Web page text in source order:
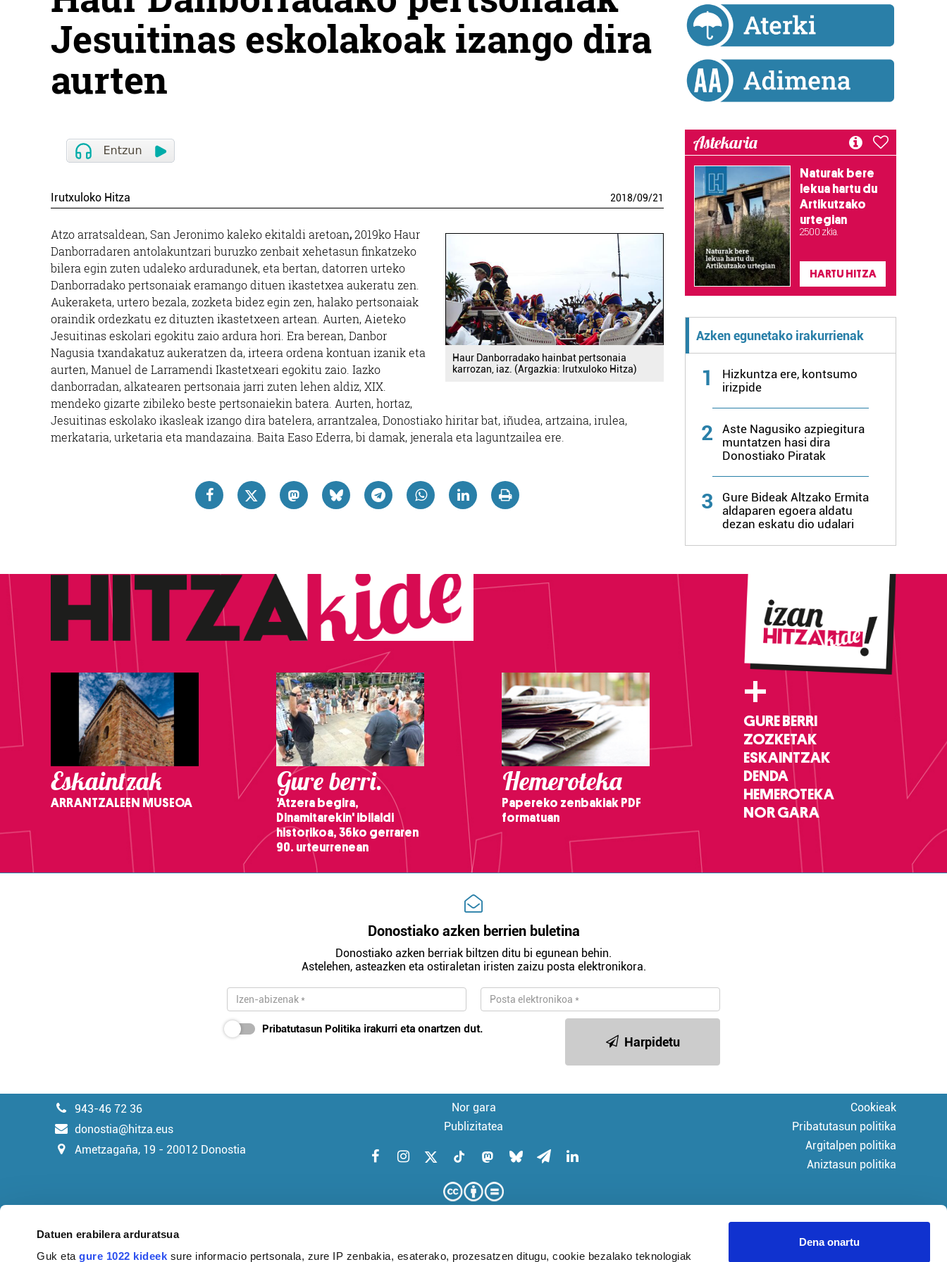
Datuen erabilera arduratsua
Guk etagure 1022 kideek sure informacio pertsonala, zure IP zenbakia, esaterako, prozesatzen ditugu, cookie bezalako teknologiak
Dena onartu
Jesuitinas eskolakoak izango dira
aurten
Irutxuloko Hitza 2018/09/21
Haur Danborradako hainbat pertsonaia
karrozan, iaz. (Argazkia: Irutxuloko Hitza)
Atzo arratsaldean, San Jeronimo kaleko ekitaldi aretoan,2019ko Haur
Danborradaren antolakuntzari buruzko zenbait xehetasun finkatzeko
bilera egin zuten udaleko arduradunek, eta bertan, datorren urteko
Danborradako pertsonaiak eramango dituen ikastetxea aukeratu zen.
Aukeraketa, urtero bezala, zozketa bidez egin zen, halako pertsonaiak
oraindik ordezkatu ez dituzten ikastetxeen artean. Aurten, Aieteko
Jesuitinas eskolari egokitu zaio ardura hori. Era berean, Danbor
Nagusia txandakatuz aukeratzen da, irteera ordena kontuan izanik eta
aurten, Manuel de Larramendi Ikastetxeari egokitu zaio. Iazko
danborradan, alkatearen pertsonaia jarri zuten lehen aldiz, XIX.
mendeko gizarte zibileko beste pertsonaiekin batera. Aurten, hortaz,
Jesuitinas eskolako ikasleak izango dira batelera, arrantzalea, Donostiako hiritar bat, iñudea, artzaina, irulea,
merkataria, urketaria eta mandazaina. Baita Easo Ederra, bi damak, jenerala eta laguntzailea ere.
Astekaria
Naturak bere
lekua hartu du
Artikutzako
urtegian
2.500 zkia.
HARTU HITZA
Azken egunetako irakurrienak
1
Hizkuntza ere, kontsumo
irizpide
2
Aste Nagusiko azpiegitura
muntatzen hasi dira
Donostiako Piratak
3
Gure Bideak Altzako Ermita
aldaparen egoera aldatu
dezan eskatu dio udalari
Eskaintzak
ARRANTZALEEN MUSEOA
Gure berri.
'Atzera begira,
Dinamitarekin' ibilaldi
historikoa, 36ko gerraren
90. urteurrenean
Hemeroteka
Papereko zenbakiak PDF
formatuan
+
GURE BERRI
ZOZKETAK
ESKAINTZAK
DENDA
HEMEROTEKA
NOR GARA
Donostiako azken berrien buletina
Donostiako azken berriak biltzen ditu bi egunean behin.
Astelehen, asteazken eta ostiraletan iristen zaizu posta elektronikora.
Pribatutasun Politika irakurri eta onartzen dut.
Harpidetu
943-46 72 36
donostia@hitza.eus
Ametzagaña, 19 - 20012 Donostia
Nor gara
Publizitatea
Cookieak
Pribatutasun politika
Argitalpen politika
Aniztasun politika